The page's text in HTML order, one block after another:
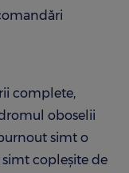
complete,
oboselii
simt o
simt copleșite de